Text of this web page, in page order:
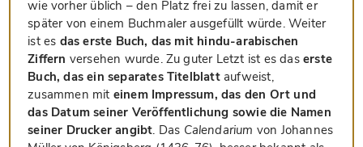
wie vorher üblich – den Platz frei zu lassen, damit er
später von einem Buchmaler ausgefüllt würde. Weiter
ist es das erste Buch, das mit hindu-arabischen
Ziffern versehen wurde. Zu guter Letzt ist es das erste
Buch, das ein separates Titelblattaufweist,
zusammen mit einem Impressum, das den Ort und
das Datum seiner Veröffentlichung sowie die Namen
seiner Drucker angibt. Das Calendarium von Johannes